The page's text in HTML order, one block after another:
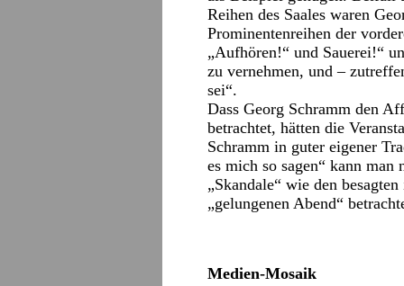
Reihen des Saales waren
Prominentenreihen der
„Aufhören!“ und Sauerei!“
zu vernehmen, und –
sei“.
Dass Georg Schramm den
betrachtet, hätten die
Schramm in guter eigener
es mich so sagen“ kann man
„Skandale“ wie den
„gelungenen Abend“
Medien-Mosaik